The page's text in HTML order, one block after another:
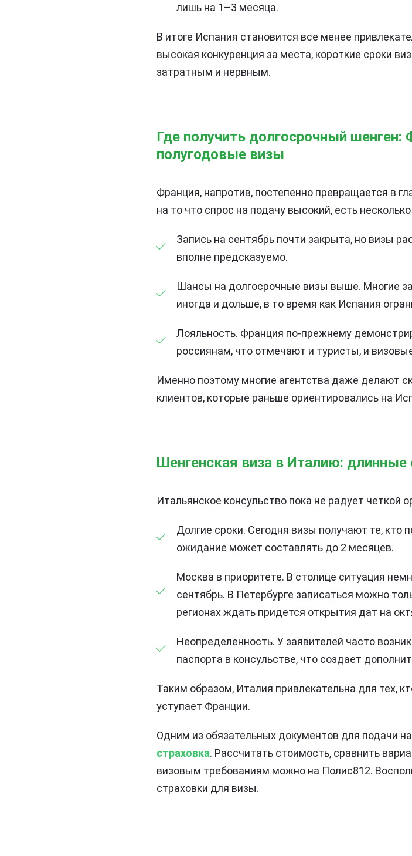
лишь на 1–3 месяца.
В итоге Испания становится все менее
высокая конкуренция за места, короткие сроки
затратным и нервным.
Где получить долгосрочный шенген:
полугодовые визы
Франция, напротив, постепенно превращается в
на то что спрос на подачу высокий, есть
Запись на сентябрь почти закрыта, но визы
вполне предсказуемо.
Шансы на долгосрочные визы выше. Многие
иногда и дольше, в то время как Испания
Лояльность. Франция по-прежнему
россиянам, что отмечают и туристы, и
Именно поэтому многие агентства даже делают
клиентов, которые раньше ориентировались на
Шенгенская виза в Италию: длинные
Итальянское консульство пока не радует четкой
Долгие сроки. Сегодня визы получают те, кто
ожидание может составлять до 2 месяцев.
Москва в приоритете. В столице ситуация
сентябрь. В Петербурге записаться можно
регионах ждать придется открытия дат на
Неопределенность. У заявителей часто
паспорта в консульстве, что создает
Таким образом, Италия привлекательна для тех,
уступает Франции.
Одним из обязательных документов для подачи
страховка. Рассчитать стоимость, сравнить
визовым требованиям можно на Полис812.
страховки для визы.